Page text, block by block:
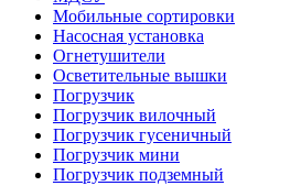
Мобильные сортировки
Насосная установка
Огнетушители
Осветительные вышки
Погрузчик
Погрузчик вилочный
Погрузчик гусеничный
Погрузчик мини
Погрузчик подземный